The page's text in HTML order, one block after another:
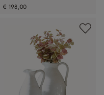
€ 198,00